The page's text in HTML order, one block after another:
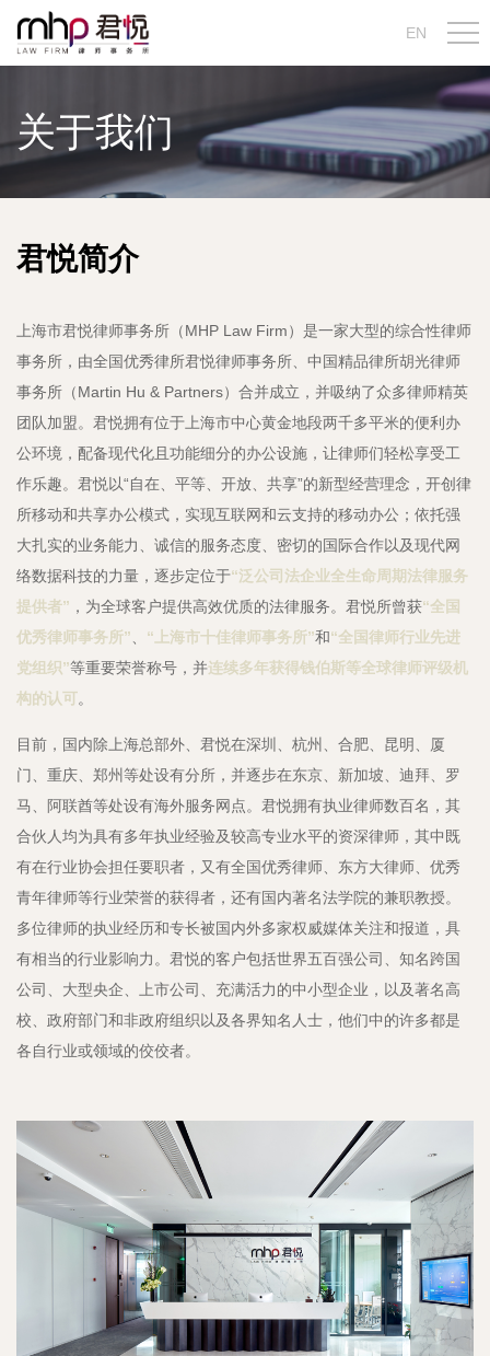
EN
关于我们
君悦简介
上海市君悦律师事务所（MHP Law Firm）是一家大型的综合性律师
事务所，由全国优秀律所君悦律师事务所、中国精品律所胡光律师
事务所（Martin Hu & Partners）合并成立，并吸纳了众多律师精英
团队加盟。君悦拥有位于上海市中心黄金地段两千多平米的便利办
公环境，配备现代化且功能细分的办公设施，让律师们轻松享受工
作乐趣。君悦以“自在、平等、开放、共享”的新型经营理念，开创律
所移动和共享办公模式，实现互联网和云支持的移动办公；依托强
大扎实的业务能力、诚信的服务态度、密切的国际合作以及现代网
络数据科技的力量，逐步定位于“泛公司法企业全生命周期法律服务
提供者” ，为全球客户提供高效优质的法律服务。君悦所曾获“全国
优秀律师事务所”
“上海市十佳律师事务所”和“全国律师行业先进
党组织”等重要荣誉称号，并连续多年获得钱伯斯等全球律师评级机
构的认可。
目前，国内除上海总部外、君悦在深圳、杭州、合肥、昆明、厦
门、重庆、郑州等处设有分所，并逐步在东京、新加坡、迪拜、罗
马、阿联酋等处设有海外服务网点。君悦拥有执业律师数百名，其
合伙人均为具有多年执业经验及较高专业水平的资深律师，其中既
有在行业协会担任要职者，又有全国优秀律师、东方大律师、优秀
青年律师等行业荣誉的获得者，还有国内著名法学院的兼职教授。
多位律师的执业经历和专长被国内外多家权威媒体关注和报道，具
有相当的行业影响力。君悦的客户包括世界五百强公司、知名跨国
公司、大型央企、上市公司、充满活力的中小型企业，以及著名高
校、政府部门和非政府组织以及各界知名人士，他们中的许多都是
各自行业或领域的佼佼者。